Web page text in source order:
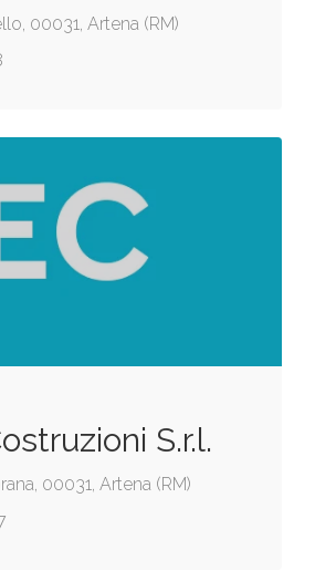
00031, Artena (RM)
S.r.l.
00031, Artena (RM)